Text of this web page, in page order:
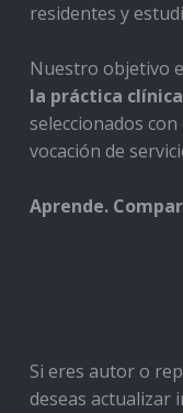
residentes y
Nuestro objetivo
la práctica clínica
seleccionados
vocación de
Aprende.
Si eres autor o
deseas actualizar